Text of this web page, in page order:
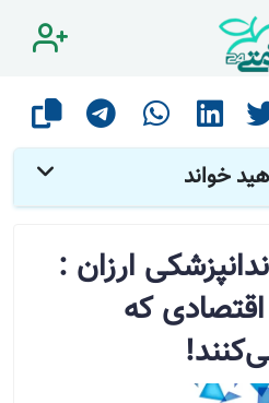
نمی‌کنند!
خواند
ارزان :
اقتصادی که